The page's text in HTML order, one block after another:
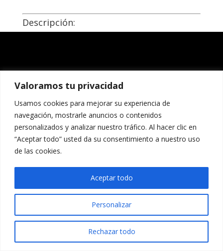
Valoramos tu privacidad
Usamos cookies para mejorar su experiencia de
navegación, mostrarle anuncios o contenidos
personalizados y analizar nuestro tráfico. Al hacer clic en
“Aceptar todo” usted da su consentimiento a nuestro uso
de las cookies.
Personalizar
Rechazar todo
Aceptar todo
Descripción: